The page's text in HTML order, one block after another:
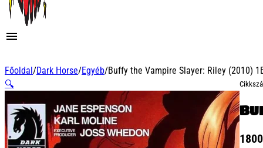
Főoldal/Dark Horse/Egyéb/Buffy the Vampire Slayer: Riley (2010)
🔍